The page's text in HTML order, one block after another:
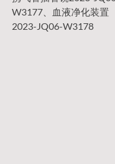
导
W3177、血液净化装置
2023-JQ06-W3178